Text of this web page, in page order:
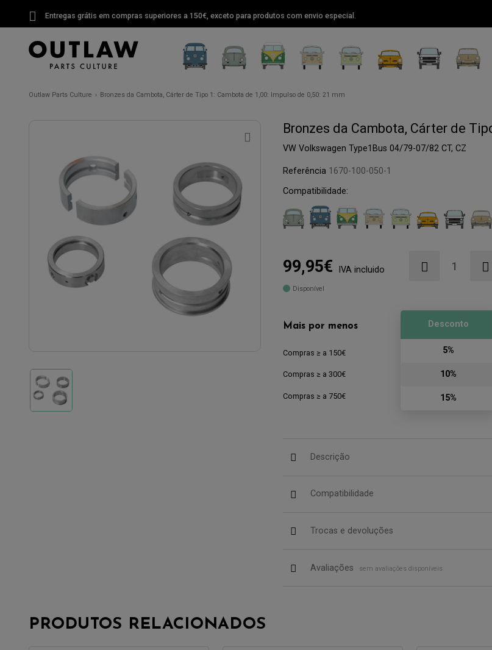
Entregas grátis em compras superiores a 150€, exceto para produtos com envio especial.
Outlaw Parts Culture Bronzes da Cambota, Cárter de Tipo 1: Cambota de 1,00: Impulso de 0,50: 21 mm
Bronzes da Cambota, Cárter de
VW Volkswagen Type1Bus 04/79-07/82 CT, CZ
Referência 1670-100-050-1
Compatibilidade:
99,95€ IVA incluido
Disponível
Mais por menos
Compras ≥ a 150€
Compras ≥ a 300€
Compras ≥ a 750€
Desconto
5%
10%
15%
Descrição
Compatibilidade
Trocas e devoluções
Avaliações sem avaliações disponíveis
PRODUTOS RELACIONADOS